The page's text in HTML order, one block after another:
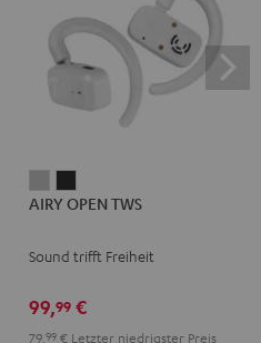
OPEN
Moon
OPEN
Night
AIRY OPEN TWS
Sound trifft Freiheit
99,99 €
79, 99 € Letzter niedrigster Preis